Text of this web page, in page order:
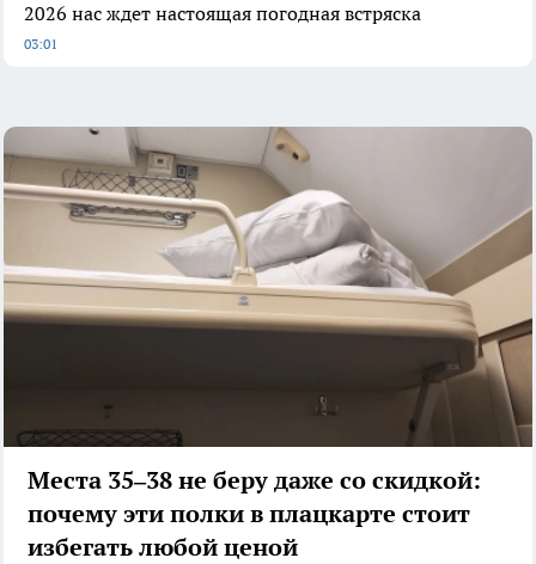
2026 нас ждет настоящая погодная встряска
03:01
Места 35–38 не беру даже со скидкой:
почему эти полки в плацкарте стоит
избегать любой ценой